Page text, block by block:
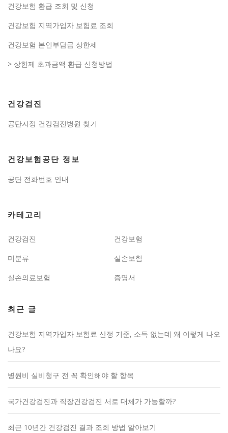
건강보험 환급 조회 및 신청
건강보험 지역가입자 보험료 조회
건강보험 본인부담금 상한제
> 상한제 초과금액 환급 신청방법
건강검진
공단지정 건강검진병원 찾기
건강보험공단 정보
공단 전화번호 안내
카테고리
건강검진
건강보험
미분류
실손보험
실손의료보험
증명서
최근 글
건강보험 지역가입자 보험료 산정 기준, 소득 없는데 왜 이렇게 나오
나요?
병원비 실비청구 전 꼭 확인해야 할 항목
국가건강검진과 직장건강검진 서로 대체가 가능할까?
최근 10년간 건강검진 결과 조회 방법 알아보기